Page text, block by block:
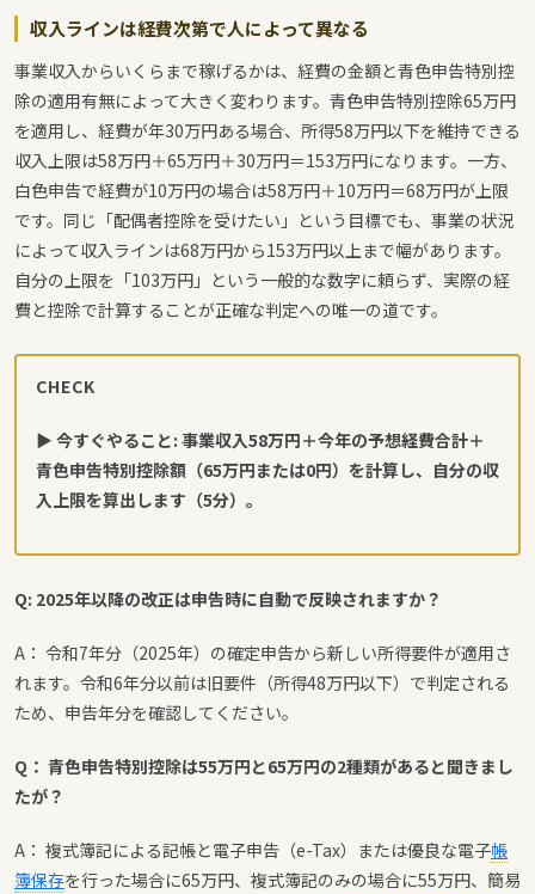
収入ラインは経費次第で人によって異なる
事業収入からいくらまで稼げるかは、経費の金額と青色申告特別控
除の適用有無によって大きく変わります。青色申告特別控除65万円
を適用し、経費が年30万円ある場合、所得58万円以下を維持できる
収入上限は58万円＋65万円＋30万円＝153万円になります。一方、
白色申告で経費が10万円の場合は58万円＋10万円＝68万円が上限
です。同じ「配偶者控除を受けたい」という目標でも、事業の状況
によって収入ラインは68万円から153万円以上まで幅があります。
自分の上限を「103万円」という一般的な数字に頼らず、実際の経
費と控除で計算することが正確な判定への唯一の道です。
CHECK
▶ 今すぐやること: 事業収入58万円＋今年の予想経費合計＋
青色申告特別控除額（65万円または0円）を計算し、自分の収
入上限を算出します（5分）。
Q: 2025年以降の改正は申告時に自動で反映されますか？
A： 令和7年分（2025年）の確定申告から新しい所得要件が適用さ
れます。令和6年分以前は旧要件（所得48万円以下）で判定される
ため、申告年分を確認してください。
Q： 青色申告特別控除は55万円と65万円の2種類があると聞きまし
たが？
A： 複式簿記による記帳と電子申告（e-Tax）または優良な電子帳
簿保存を行った場合に65万円、複式簿記のみの場合に55万円、簡易